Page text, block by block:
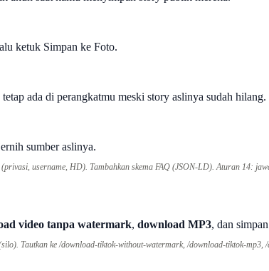
ketuk Simpan ke Foto.
ada di perangkatmu meski story aslinya sudah hilang.
sumber aslinya.
username, HD). Tambahkan skema FAQ (JSON-LD). Aturan 14:
video tanpa watermark, download MP3, dan
Tautkan ke /download-tiktok-without-watermark, /download-tiktok-mp3,